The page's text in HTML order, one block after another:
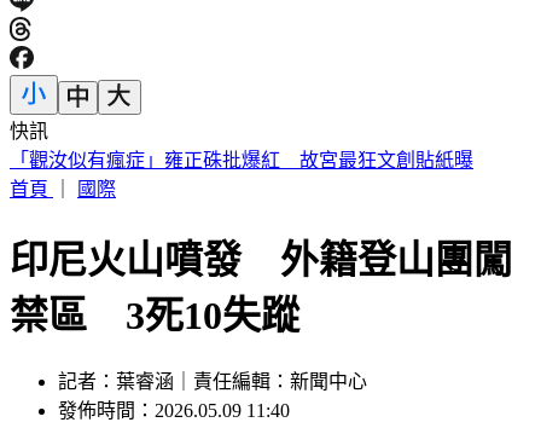
快訊
快訊／熊本今晚又震！規模4.5「極淺層地震」 深度僅10公
里
印尼火山噴發 外籍登山團闖
禁區 3死10失蹤
記者：葉睿涵｜責任編輯：新聞中心